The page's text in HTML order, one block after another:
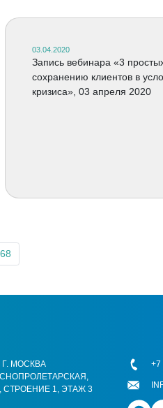
03.04.2020
Запись вебинара «3
сохранению клиентов в
кризиса», 03 апреля 2020
Г. МОСКВА
СТРОЕНИЕ 1, ЭТАЖ 3
+7